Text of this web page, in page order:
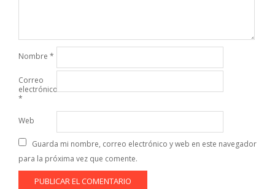
Nombre *
Correo
electrónico
*
Web
Guarda mi nombre, correo electrónico y web en este navegador
para la próxima vez que comente.